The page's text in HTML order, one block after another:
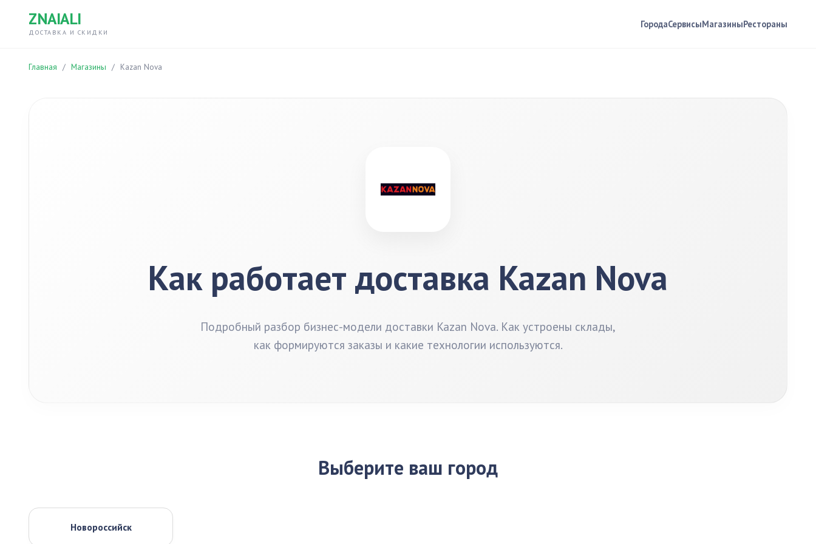
ZNAIALI
ДОСТАВКА И СКИДКИ
ГородаСервисыМагазиныРестораны
Главная / Магазины / Kazan Nova
Как работает доставка Kazan Nova
Подробный разбор бизнес-модели доставки Kazan Nova. Как устроены склады,
как формируются заказы и какие технологии используются.
Выберите ваш город
Новороссийск